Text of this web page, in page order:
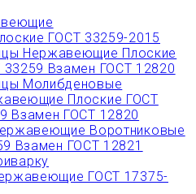
ГОСТ 33259-2015
Нержавеющие Плоские
33259 Взамен ГОСТ 12820
Молибденовые
Плоские ГОСТ
Взамен ГОСТ 12820
Воротниковые
Взамен ГОСТ 12821
ГОСТ 17375-